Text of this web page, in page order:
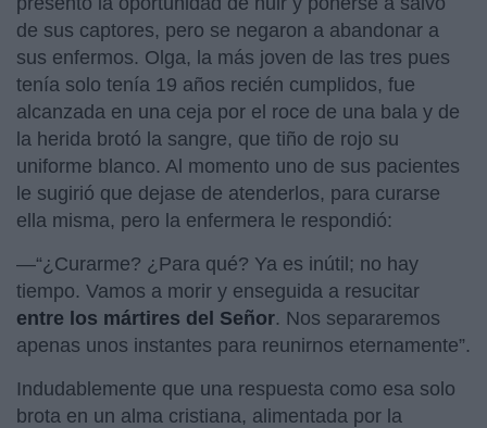
de sus captores, pero se negaron a abandonar a
sus enfermos. Olga, la más joven de las tres pues
tenía solo tenía 19 años recién cumplidos, fue
alcanzada en una ceja por el roce de una bala y de
la herida brotó la sangre, que tiño de rojo su
uniforme blanco. Al momento uno de sus pacientes
le sugirió que dejase de atenderlos, para curarse
ella misma, pero la enfermera le respondió:
—“¿Curarme? ¿Para qué? Ya es inútil; no hay
tiempo. Vamos a morir y enseguida a resucitar
entre los mártires del Señor. Nos separaremos
apenas unos instantes para reunirnos eternamente”.
Indudablemente que una respuesta como esa solo
brota en un alma cristiana, alimentada por la